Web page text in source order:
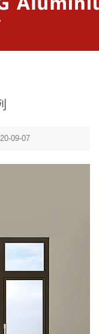
09-07